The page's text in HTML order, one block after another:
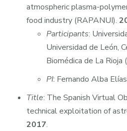
atmospheric plasma-
food industry (RAPANUI).
Participants:
Universidad de León,
Biomédica de La Rioja
PI: Fernando Alba Elías
Title: The Spanish Virtual
technical exploitation of
2017.